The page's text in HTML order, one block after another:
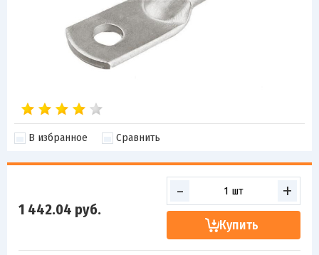
В избранное Сравнить
1 442.04 руб.
- +
Купить